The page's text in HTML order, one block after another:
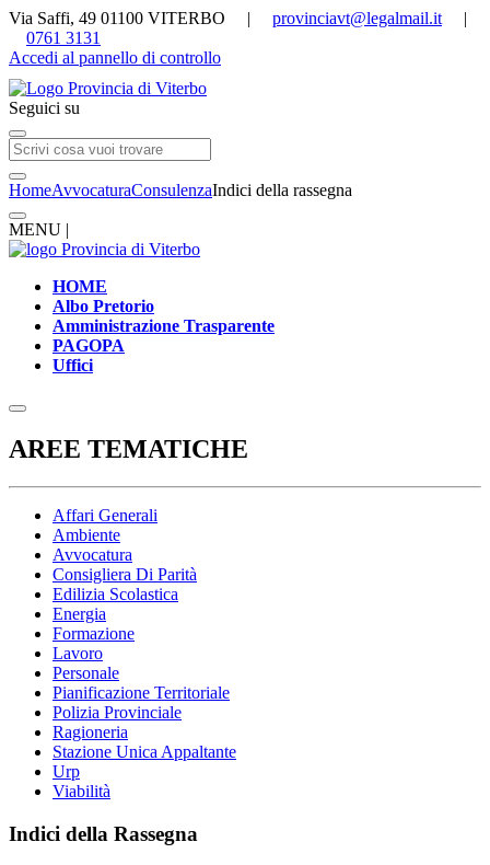
Via Saffi, 49 01100 VITERBO | provinciavt@legalmail.it |
0761 3131
Accedi al pannello di controllo
Seguici su
HomeAvvocaturaConsulenzaIndici della rassegna
MENU |
HOME
Albo Pretorio
Amministrazione Trasparente
PAGOPA
Uffici
AREE TEMATICHE
Affari Generali
Ambiente
Avvocatura
Consigliera Di Parità
Edilizia Scolastica
Energia
Formazione
Lavoro
Personale
Pianificazione Territoriale
Polizia Provinciale
Ragioneria
Stazione Unica Appaltante
Urp
Viabilità
Indici della Rassegna